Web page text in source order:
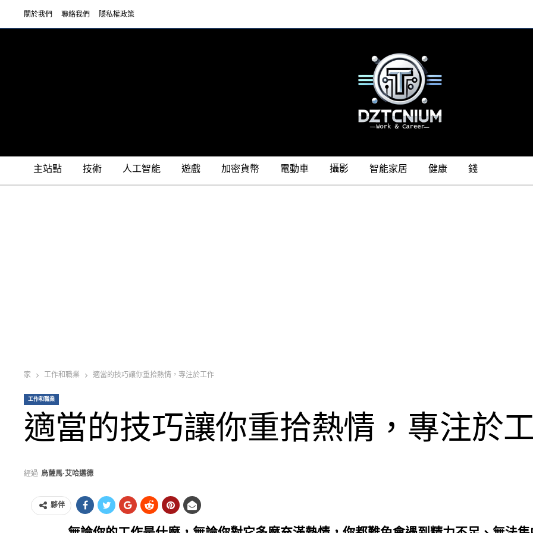
關於我們 聯絡我們 隱私權政策
主站點 技術 人工智能 遊戲 加密貨幣 電動車 攝影 智能家居 健康 錢
家 工作和職業 適當的技巧讓你重拾熱情，專注於工作
工作和職業
適當的技巧讓你重拾熱情，專注於
經過 烏薩馬·艾哈邁德
夥伴